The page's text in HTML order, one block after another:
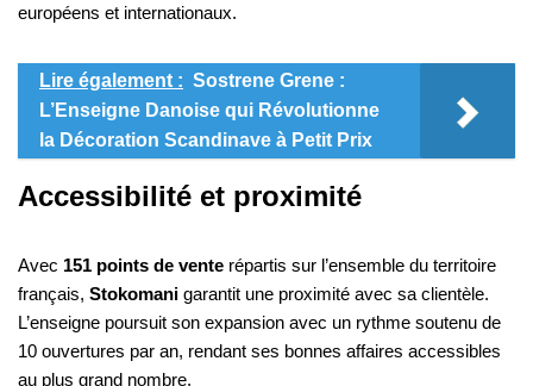
européens et internationaux.
Lire également : Sostrene Grene :
L’Enseigne Danoise qui Révolutionne
la Décoration Scandinave à Petit Prix
Accessibilité et proximité
Avec 151 points de vente répartis sur l’ensemble du territoire
français, Stokomani garantit une proximité avec sa clientèle.
L’enseigne poursuit son expansion avec un rythme soutenu de
10 ouvertures par an, rendant ses bonnes affaires accessibles
au plus grand nombre.